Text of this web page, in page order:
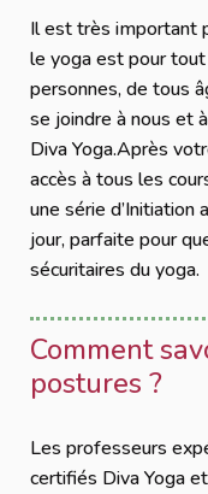
Il est très important
le yoga est pour
personnes, de tous
se joindre à nous et
Diva Yoga.Après
accès à tous les
une série
jour, parfaite pour
sécuritaires du yoga.
Comment
postures ?
Les professeurs
certifiés Diva Yoga